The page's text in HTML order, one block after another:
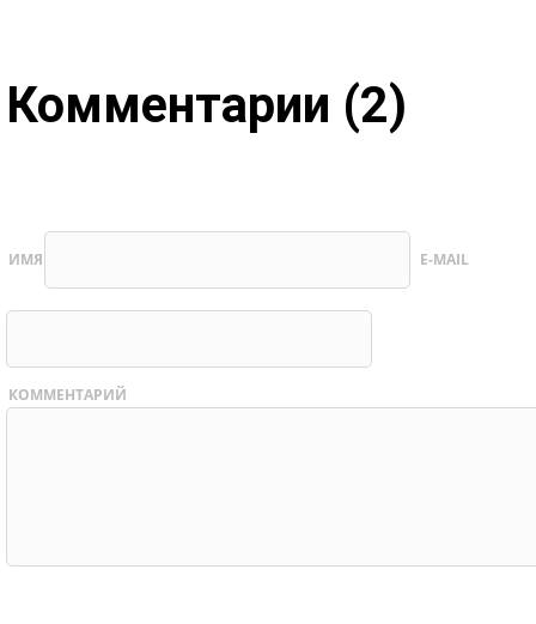
Комментарии (2)
ИМЯ E-MAIL
КОММЕНТАРИЙ